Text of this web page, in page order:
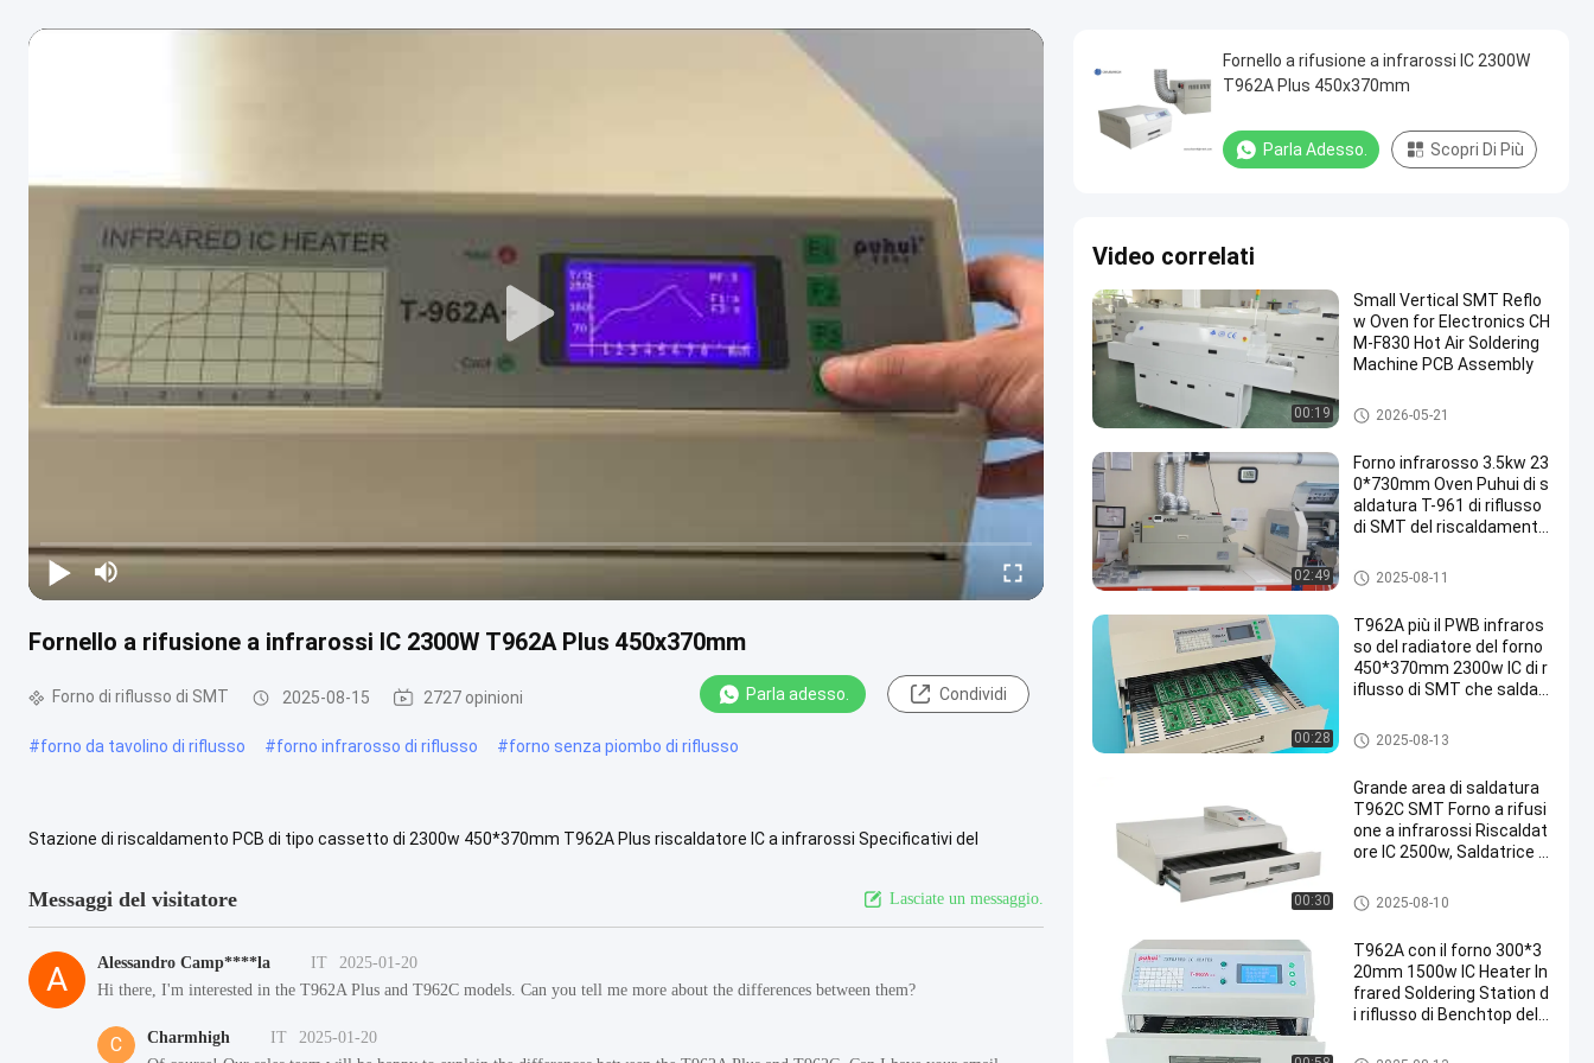
Fornello a rifusione a infrarossi IC 2300W T962A Plus 450x370mm
Forno di riflusso di SMT 2025-08-15 2727 opinioni Parla adesso. Condividi
#forno da tavolino di riflusso #forno infrarosso di riflusso #forno senza piombo di riflusso
Stazione di riscaldamento PCB di tipo cassetto di 2300w 450*370mm T962A Plus riscaldatore IC a infrarossi Specificativi del
Messaggi del visitatore Lasciate un messaggio.
A Alessandro Camp****la IT
2025-01-20
Hi there, I'm interested in the T962A Plus and T962C models. Can you tell me more about the differences between them?
C Charmhigh IT
2025-01-20
Fornello a rifusione a infrarossi IC 2300W
T962A Plus 450x370mm
Parla Adesso. Scopri Di Più
Video correlati
00:19
Small Vertical SMT Reflo
w Oven for Electronics CH
M-F830 Hot Air Soldering
Machine PCB Assembly
Forno di riflusso di SMT
2026-05-21
02:49
Forno infrarosso 3.5kw 23
0*730mm Oven Puhui di s
aldatura T-961 di riflusso
di SMT del riscaldamento
Forno di riflusso di SMT
2025-08-11
00:28
T962A più il PWB infraros
so del radiatore del forno
450*370mm 2300w IC di r
iflusso di SMT che salda
Forno di riflusso di SMT
2025-08-13
00:30
Grande area di saldatura
T962C SMT Forno a rifusi
one a infrarossi Riscaldat
ore IC 2500w, Saldatrice a
Forno di riflusso di SMT
2025-08-10
T962A con il forno 300*3
20mm 1500w IC Heater In
frared Soldering Station d
i riflusso di Benchtop dell
Forno di riflusso di SMT